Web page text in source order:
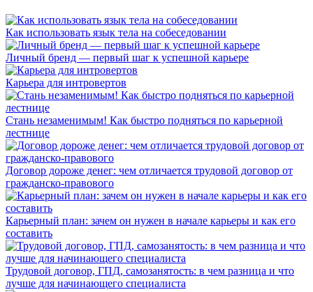
Как использовать язык тела на собеседовании
Личный бренд — первый шаг к успешной карьере
Карьера для интровертов
Стань незаменимым! Как быстро подняться по карьерной
лестнице
Договор дороже денег: чем отличается трудовой договор от
гражданско-правового
Карьерный план: зачем он нужен в начале карьеры и как его
составить
Трудовой договор, ГПД, самозанятость: в чем разница и что
лучше для начинающего специалиста